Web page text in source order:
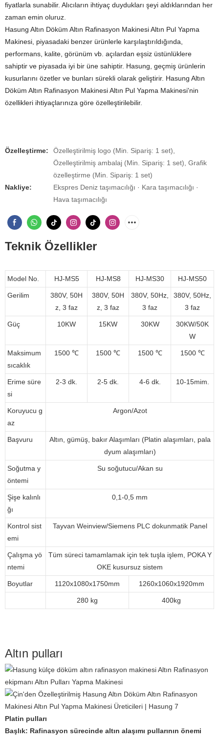
fiyatlarla sunabilir. Alıcıların ihtiyaç duydukları şeyi aldıklarından her
zaman emin oluruz.
Hasung Altın Döküm Altın Rafinasyon Makinesi Altın Pul Yapma
Makinesi, piyasadaki benzer ürünlerle karşılaştırıldığında,
performans, kalite, görünüm vb. açılardan eşsiz üstünlüklere
sahiptir ve piyasada iyi bir üne sahiptir. Hasung, geçmiş ürünlerin
kusurlarını özetler ve bunları sürekli olarak geliştirir. Hasung Altın
Döküm Altın Rafinasyon Makinesi Altın Pul Yapma Makinesi'nin
özellikleri ihtiyaçlarınıza göre özelleştirilebilir.
Özelleştirme:
Özelleştirilmiş logo (Min. Sipariş: 1 set),
Özelleştirilmiş ambalaj (Min. Sipariş: 1 set), Grafik
özelleştirme (Min. Sipariş: 1 set)
Nakliye:
Ekspres Deniz taşımacılığı · Kara taşımacılığı ·
Hava taşımacılığı
Teknik Özellikler
Model No. HJ-MS5 HJ-MS8 HJ-MS30 HJ-MS50
Gerilim
380V, 50H
z, 3 faz
380V, 50H
z, 3 faz
380V, 50Hz,
3 faz
380V, 50Hz,
3 faz
Güç 10KW 15KW 30KW
30KW/50K
W
Maksimum
sıcaklık
1500 ℃ 1500 ℃ 1500 ℃ 1500 ℃
Erime süre
si
2-3 dk. 2-5 dk. 4-6 dk. 10-15mim.
Koruyucu g
az
Argon/Azot
Başvuru
Altın, gümüş, bakır Alaşımları (Platin alaşımları, pala
dyum alaşımları)
Soğutma y
öntemi
Su soğutucu/Akan su
Şişe kalınlı
ğı
0,1-0,5 mm
Kontrol sist
emi
Tayvan Weinview/Siemens PLC dokunmatik Panel
Çalışma yö
ntemi
Tüm süreci tamamlamak için tek tuşla işlem, POKA Y
OKE kusursuz sistem
Boyutlar 1120x1080x1750mm 1260x1060x1920mm
280 kg 400kg
Altın pulları
Platin pulları
Başlık: Rafinasyon sürecinde altın alaşımı pullarının önemi